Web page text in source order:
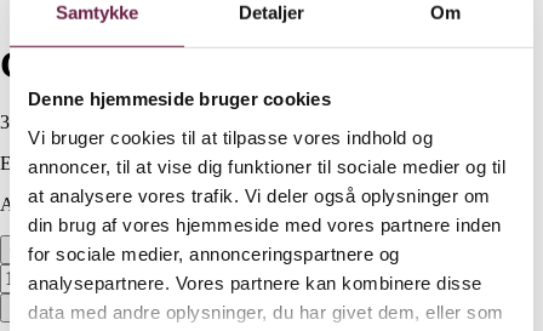
Samtykke Detaljer Om
Denne hjemmeside bruger cookies
Vi bruger cookies til at tilpasse vores indhold og
annoncer, til at vise dig funktioner til sociale medier og til
at analysere vores trafik. Vi deler også oplysninger om
din brug af vores hjemmeside med vores partnere inden
for sociale medier, annonceringspartnere og
analysepartnere. Vores partnere kan kombinere disse
data med andre oplysninger, du har givet dem, eller som
Cocoture & Co Red Christmas
300,00
Ekskl. moms
Available on backorder
Cocoture & Co Red Christmas antal
Bestil